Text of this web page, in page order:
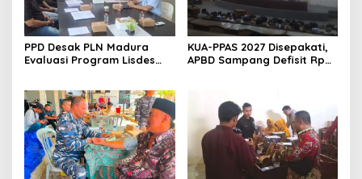
PPD Desak PLN Madura
Evaluasi Program Lisdes
KUA-PPAS 2027 Disepakati,
APBD Sampang Defisit Rp